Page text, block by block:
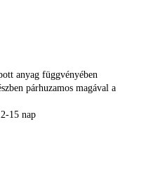
anyag függvényében
párhuzamos magával a
15 nap